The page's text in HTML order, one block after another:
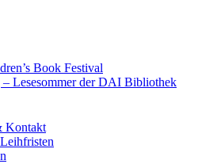
Book Festival
– Lesesommer der DAI Bibliothek
Kontakt